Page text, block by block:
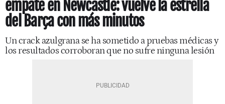
empate en Newcastle: vuelve la estrella
del Barça con más minutos
Un crack azulgrana se ha sometido a pruebas médicas y
los resultados corroboran que no sufre ninguna lesión